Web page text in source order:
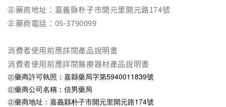
㊣藥商地址：嘉義縣朴子市開元里開元路174號
㊣藥商電話：05-3790099
消費者使用前應詳閱產品說明書
消費者使用前應詳閱醫療器材產品說明書
㊣藥商許可執照：嘉縣藥局字第5940011839號
㊣藥商公司名稱：信男藥局
㊣藥商地址：嘉義縣朴子市開元里開元路174號